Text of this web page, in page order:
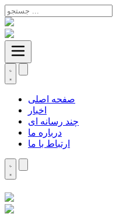
صفحه اصلی
اخبار
چند رسانه ای
درباره ما
ارتباط با ما